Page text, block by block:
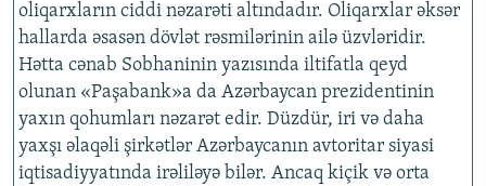
oliqarxların ciddi nəzarəti altındadır. Oliqarxlar əksər
hallarda əsasən dövlət rəsmilərinin ailə üzvləridir.
Hətta cənab Sobhaninin yazısında iltifatla qeyd
olunan «Paşabank»a da Azərbaycan prezidentinin
yaxın qohumları nəzarət edir. Düzdür, iri və daha
yaxşı əlaqəli şirkətlər Azərbaycanın avtoritar siyasi
iqtisadiyyatında irəliləyə bilər. Ancaq kiçik və orta